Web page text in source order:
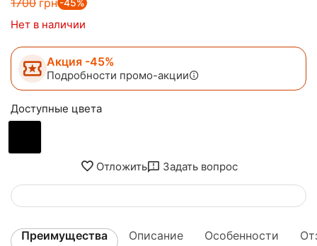
-45%
Нет в наличии
Акция -45%
Подробности промо-акции
Доступные цвета
Отложить Задать вопрос
Преимущества Описание Особенности